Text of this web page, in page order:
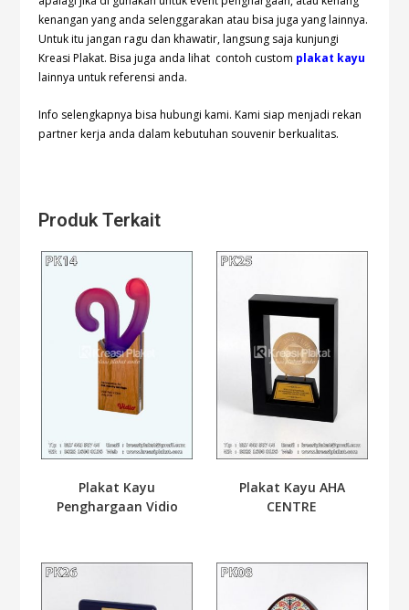
kenangan yang anda selenggarakan atau bisa juga yang lainnya.
Untuk itu jangan ragu dan khawatir, langsung saja kunjungi
Kreasi Plakat. Bisa juga anda lihat contoh custom plakat kayu
lainnya untuk referensi anda.
Info selengkapnya bisa hubungikami. Kami siap menjadi rekan
partner kerja anda dalam kebutuhan souvenir berkualitas.
Produk Terkait
Plakat Kayu
Penghargaan Vidio
Plakat Kayu AHA
CENTRE